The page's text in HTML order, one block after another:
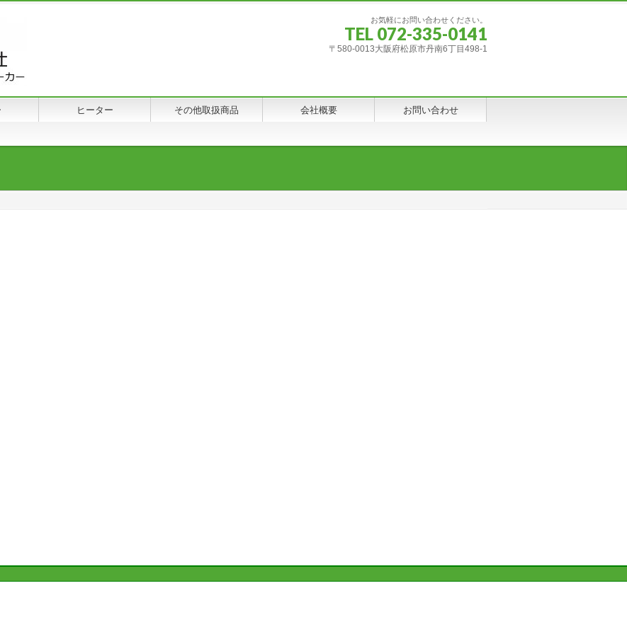
お気軽にお問い合わせください。
TEL 072-335-0141
〒580-0013大阪府松原市丹南6丁目498-1
ヒーター その他取扱商品 会社概要 お問い合わせ